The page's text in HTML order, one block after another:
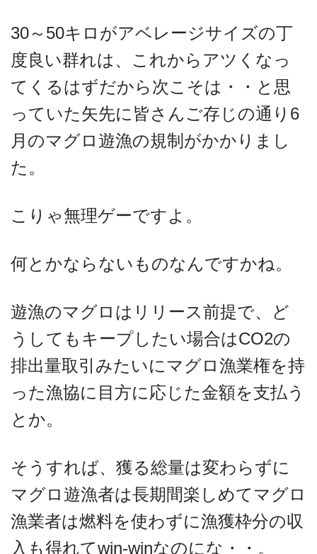
30～50キロがアベレージサイズの丁
度良い群れは、これからアツくなっ
てくるはずだから次こそは・・と思
っていた矢先に皆さんご存じの通り6
月のマグロ遊漁の規制がかかりまし
た。
こりゃ無理ゲーですよ。
何とかならないものなんですかね。
遊漁のマグロはリリース前提で、ど
うしてもキープしたい場合はCO2の
排出量取引みたいにマグロ漁業権を持
った漁協に目方に応じた金額を支払う
とか。
そうすれば、獲る総量は変わらずに
マグロ遊漁者は長期間楽しめてマグロ
漁業者は燃料を使わずに漁獲枠分の収
入も得れてwin-winなのにな・・。